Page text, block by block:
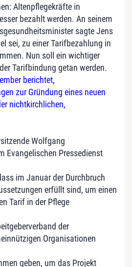
Altenpflegekräfte in
bezahlt werden. An seinem
sagte Jens
sei, zu einer Tarifbezahlung in
Nun soll ein wichtiger
Tarifbindung getan werden.
berichtet,
zur Gründung eines neuen
nichtkirchlichen,
Wolfgang
Evangelischen Pressedienst
im Januar der Durchbruch
erfüllt sind, um einen
Tarif in der Pflege
der
Organisationen
geben, um das Projekt